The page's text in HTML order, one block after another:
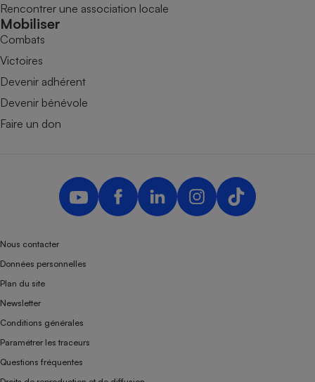
Rencontrer une association locale
Mobiliser
Combats
Victoires
Devenir adhérent
Devenir bénévole
Faire un don
Nous contacter
Données personnelles
Plan du site
Newsletter
Conditions générales
Paramétrer les traceurs
Questions fréquentes